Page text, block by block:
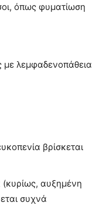
όπως φυματίωση
με λεμφαδενοπάθεια
βρίσκεται
(κυρίως, αυξημένη
συχνά